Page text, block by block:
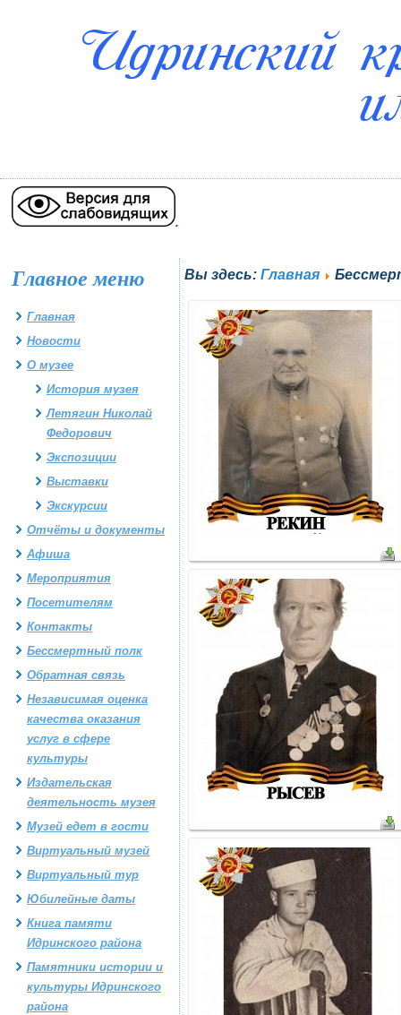
.
Главное меню
Главная
Новости
О музее
История музея
Летягин Николай
Федорович
Экспозиции
Выставки
Экскурсии
Отчёты и документы
Афиша
Мероприятия
Посетителям
Контакты
Бессмертный полк
Обратная связь
Независимая оценка
качества оказания
услуг в сфере
культуры
Издательская
деятельность музея
Музей едет в гости
Виртуальный музей
Виртуальный тур
Юбилейные даты
Книга памяти
Идринского района
Памятники истории и
культуры Идринского
района
Вы здесь: Главная